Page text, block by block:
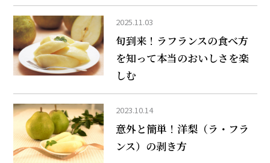
2025.11.03
旬到来！ラフランスの食べ方
を知って本当のおいしさを楽
しむ
2023.10.14
意外と簡単！洋梨（ラ・フラ
ンス）の剥き方